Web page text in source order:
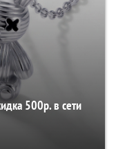
500р. в сети